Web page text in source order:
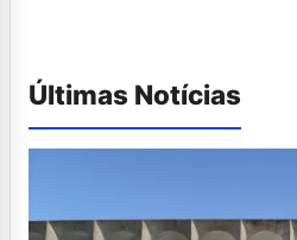
Últimas Notícias